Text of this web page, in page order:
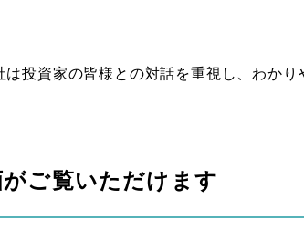
投資家の皆様との対話を重視し、わかり
ご覧いただけます